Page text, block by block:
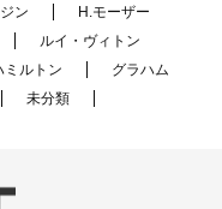
ジン
H.モーザー
ルイ・ヴィトン
ミルトン
グラハム
未分類